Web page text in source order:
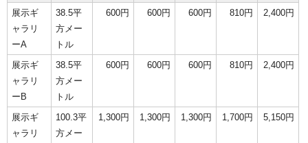
展示ギ
ャラリ
ーA
38.5平
方メー
トル
600円 600円 600円 810円 2,400円
展示ギ
ャラリ
ーB
38.5平
方メー
トル
600円 600円 600円 810円 2,400円
展示ギ
ャラリ
100.3平
方メー
1,300円 1,300円 1,300円 1,700円 5,150円